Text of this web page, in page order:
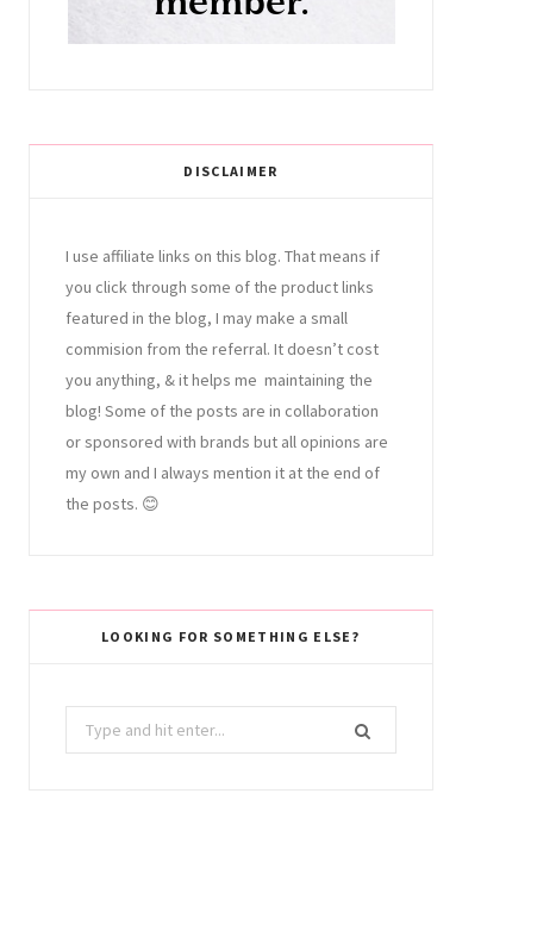
DISCLAIMER
I use affiliate links on this blog. That means if
you click through some of the product links
featured in the blog, I may make a small
commision from the referral. It doesn’t cost
you anything, & it helps me maintaining the
blog! Some of the posts are in collaboration
or sponsored with brands but all opinions are
my own and I always mention it at the end of
the posts. 😊
LOOKING FOR SOMETHING ELSE?
Search
for: